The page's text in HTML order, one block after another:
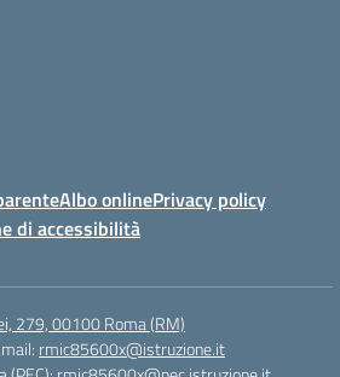
Albo onlinePrivacy policy
di accessibilità
279, 00100 Roma (RM)
rmic85600x@istruzione.it